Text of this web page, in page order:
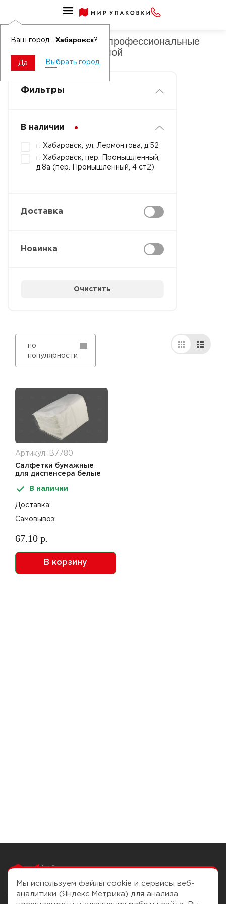
Ваш город Хабаровск?
Да Выбрать город
Салфетки бумажные профессиональные для диспенсеров
Салфетки бумажные профессиональные
для диспенсеров 1 слой
Фильтры
В наличии
г. Хабаровск, ул. Лермонтова, д.52
г. Хабаровск, пер. Промышленный,
д.8а (пер. Промышленный, 4 ст2)
Доставка
Новинка
Очистить
по
популярности
Артикул: В7780
Салфетки бумажные
для диспенсера белые
В наличии
Доставка:
Самовывоз:
67.10 р.
В корзину
Чтобы вам легко
Мы используем файлы cookie и сервисы веб-
аналитики (Яндекс.Метрика) для анализа